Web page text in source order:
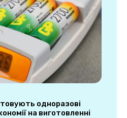
одноразові
на виготовленні